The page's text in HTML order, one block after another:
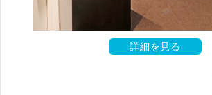
詳細を見る